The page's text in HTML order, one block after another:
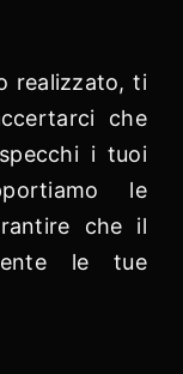
realizzato, ti
che
i tuoi
le
che il
le tue